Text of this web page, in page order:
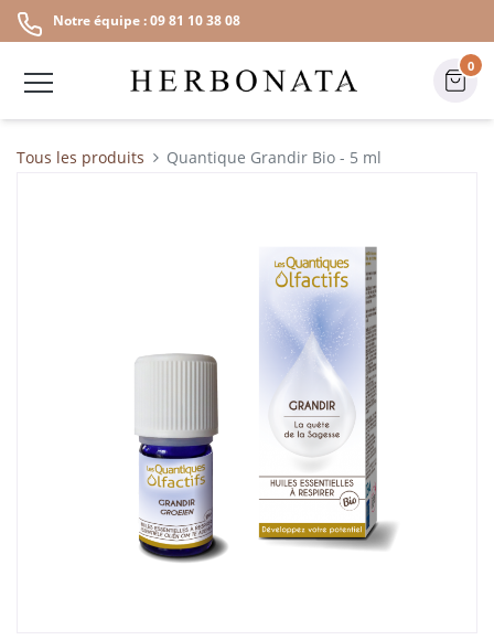
Notre équipe : 09 81 10 38 08
0
Tous les produits Quantique Grandir Bio - 5 ml